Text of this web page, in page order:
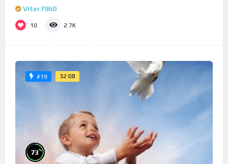
Viter7960
10 2.7K
#19 32:08
73%